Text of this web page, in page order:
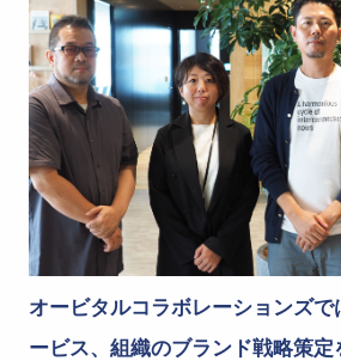
オービタルコラボレーションズ
ービス、組織のブランド戦略策定